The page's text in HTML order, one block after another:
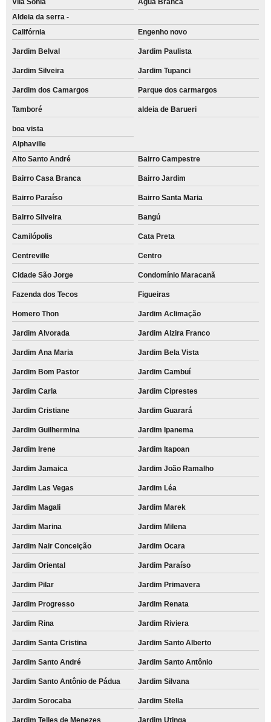
Vila Sônia
Água Branca
Aldeia da serra -
Califórnia
Engenho novo
Jardim Belval Jardim Paulista
Jardim Silveira Jardim Tupanci
Jardim dos Camargos Parque dos carmargos
Tamboré aldeia de Barueri
boa vista
Alphaville
Alto Santo André
Bairro Campestre
Bairro Casa Branca Bairro Jardim
Bairro Paraíso Bairro Santa Maria
Bairro Silveira Bangú
Camilópolis Cata Preta
Centreville Centro
Cidade São Jorge Condomínio Maracanã
Fazenda dos Tecos Figueiras
Homero Thon Jardim Aclimação
Jardim Alvorada Jardim Alzira Franco
Jardim Ana Maria Jardim Bela Vista
Jardim Bom Pastor Jardim Cambuí
Jardim Carla Jardim Ciprestes
Jardim Cristiane Jardim Guarará
Jardim Guilhermina Jardim Ipanema
Jardim Irene Jardim Itapoan
Jardim Jamaica Jardim João Ramalho
Jardim Las Vegas Jardim Léa
Jardim Magali Jardim Marek
Jardim Marina Jardim Milena
Jardim Nair Conceição Jardim Ocara
Jardim Oriental Jardim Paraíso
Jardim Pilar Jardim Primavera
Jardim Progresso Jardim Renata
Jardim Rina Jardim Riviera
Jardim Santa Cristina Jardim Santo Alberto
Jardim Santo André Jardim Santo Antônio
Jardim Santo Antônio de Pádua Jardim Silvana
Jardim Sorocaba Jardim Stella
Jardim Telles de Menezes Jardim Utinga